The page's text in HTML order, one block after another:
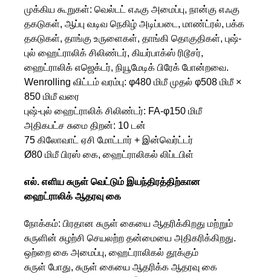
முக்கிய கூறுகள்: வெல்டட் எஃகு அமைப்பு, நான்கு எஃகு
தகடுகள், ஆப்பு வடிவ நெகிழ் அடிப்படை, மாண்ட்ரல், பக்க
தகடுகள், தாங்கு உருளைகள், தாங்கி தொகுதிகள், புஷ்-
புல் ஹைட்ராலிக் சிலிண்டர், கியர்பாக்ஸ் ரிடூசர்,
ஹைட்ராலிக் எஜெக்டர், நியூமேடிக் பிரேக் போன்றவை.
Wenrolling விட்டம் வரம்பு: φ480 மிமீ முதல் φ508 மிமீ ×
850 மிமீ வரை
புஷ்-புல் ஹைட்ராலிக் சிலிண்டர்: FA-φ150 மிமீ
அதிகபட்ச சுமை திறன்: 10 டன்
75 கிலோவாட் ஏசி மோட்டார் + இன்வெர்ட்டர்
Ø80 மிமீ பிரஸ் கை, ஹைட்ராலிகல் லிப்டபிள்
எல். எளிய சுருள் வெட்டும் இயந்திரத்திற்கான
ஹைட்ராலிக் ஆதரவு கை
நோக்கம்: பிரதான சுருள் கையை ஆதரிக்கிறது மற்றும்
சுருளின் சுழற்சி செயலற்ற தன்மையை அதிகரிக்கிறது.
ஒற்றை கை அமைப்பு, ஹைட்ராலிகல் தூக்கும்
சுருள் போது, ​​சுருள் கையை ஆதரிக்க ஆதரவு கை